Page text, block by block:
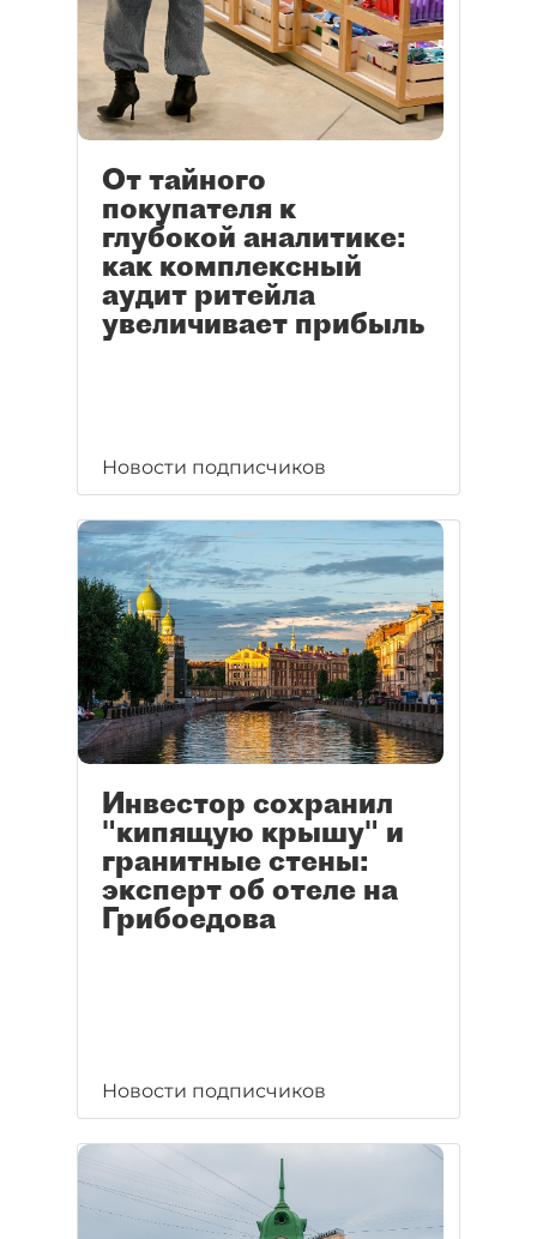
От тайного
покупателя к
глубокой аналитике:
как комплексный
аудит ритейла
увеличивает прибыль
Новости подписчиков
Инвестор сохранил
"кипящую крышу" и
гранитные стены:
эксперт об отеле на
Грибоедова
Новости подписчиков